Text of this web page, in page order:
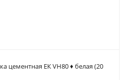
цементная ЕК VH80 ♦ белая (20